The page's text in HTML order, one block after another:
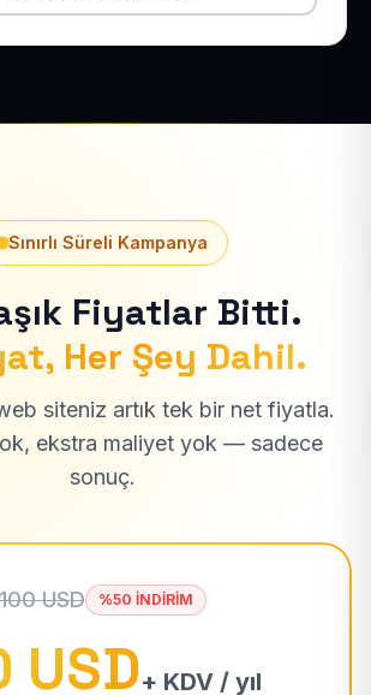
Sınırlı Süreli Kampanya
Fiyatlar Bitti.
Her Şey Dahil.
siteniz artık tek bir net fiyatla.
ekstra maliyet yok — sadece
sonuç.
USD %50 İNDİRİM
USD+ KDV / yıl